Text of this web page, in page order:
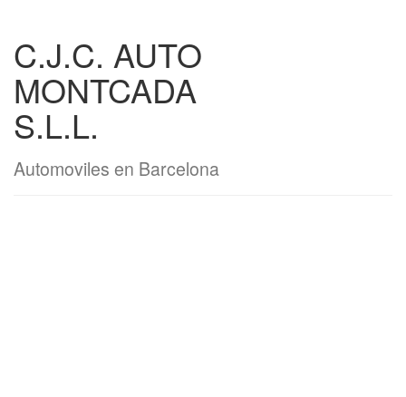
C.J.C. AUTO
MONTCADA
S.L.L.
Automoviles en Barcelona